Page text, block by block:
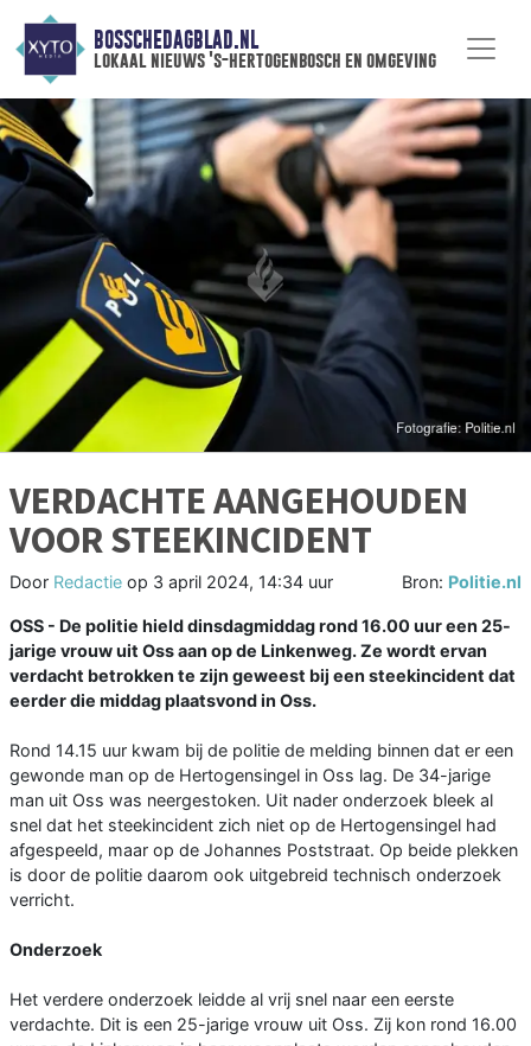
BOSSCHEDAGBLAD.NL
lokaal nieuws 's-hertogenbosch en omgeving
VERDACHTE AANGEHOUDEN
VOOR STEEKINCIDENT
Door Redactie op 3 april 2024, 14:34 uur Bron: Politie.nl
OSS - De politie hield dinsdagmiddag rond 16.00 uur een 25-
jarige vrouw uit Oss aan op de Linkenweg. Ze wordt ervan
verdacht betrokken te zijn geweest bij een steekincident dat
eerder die middag plaatsvond in Oss.
Rond 14.15 uur kwam bij de politie de melding binnen dat er een
gewonde man op de Hertogensingel in Oss lag. De 34-jarige
man uit Oss was neergestoken. Uit nader onderzoek bleek al
snel dat het steekincident zich niet op de Hertogensingel had
afgespeeld, maar op de Johannes Poststraat. Op beide plekken
is door de politie daarom ook uitgebreid technisch onderzoek
verricht.
Onderzoek
Het verdere onderzoek leidde al vrij snel naar een eerste
verdachte. Dit is een 25-jarige vrouw uit Oss. Zij kon rond 16.00